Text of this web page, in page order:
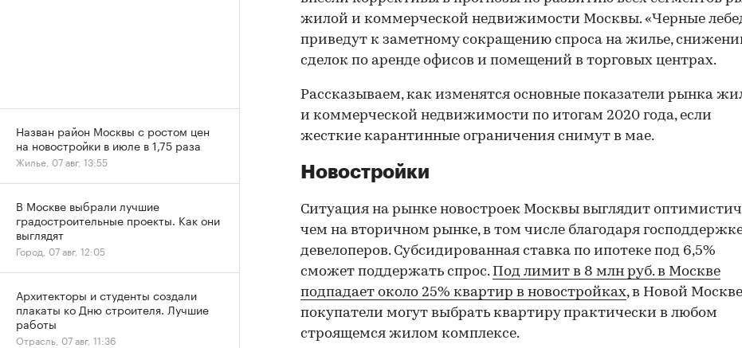
жилой и коммерческой недвижимости Москвы. «Черные
приведут к заметному сокращению спроса на жилье,
сделок по аренде офисов и помещений в торговых центрах.
Рассказываем, как изменятся основные показатели рынка
и коммерческой недвижимости по итогам 2020 года, если
жесткие карантинные ограничения снимут в мае.
Новостройки
Ситуация на рынке новостроек Москвы выглядит
чем на вторичном рынке, в том числе благодаря
девелоперов. Субсидированная ставка по ипотеке под 6,5%
сможет поддержать спрос. Под лимит в 8 млн руб. в Москве
подпадает около 25% квартир в новостройках, в Новой Москве
покупатели могут выбрать квартиру практически в любом
строящемся жилом комплексе.
Назван район Москвы с ростом цен
на новостройки в июле в 1,75 раза
Жилье, 07 авг, 13:55
В Москве выбрали лучшие
градостроительные проекты. Как они
выглядят
Город, 07 авг, 12:05
Архитекторы и студенты создали
плакаты ко Дню строителя. Лучшие
работы
Отрасль, 07 авг, 11:36